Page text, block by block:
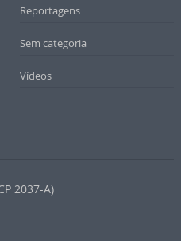
Reportagens
Sem categoria
Vídeos
2037-A)